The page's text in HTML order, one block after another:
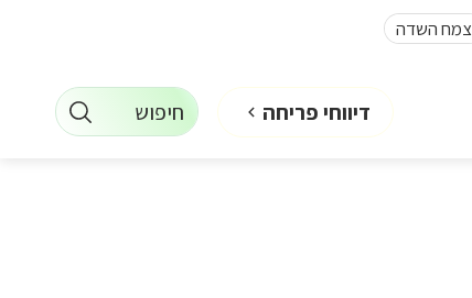
צמח השדה
דיווחי פריחה חיפוש